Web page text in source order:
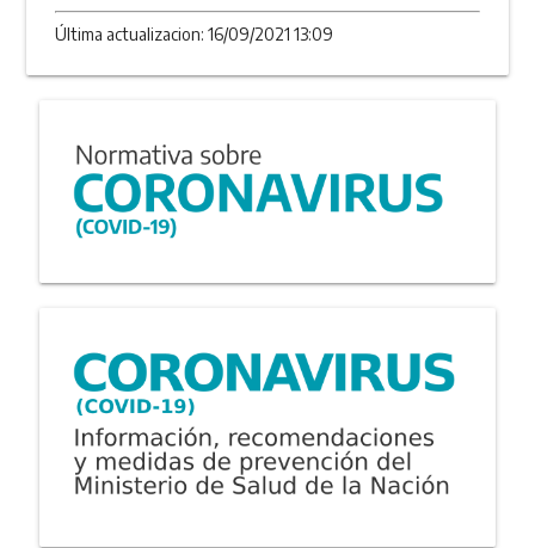
Última actualizacion: 16/09/2021 13:09